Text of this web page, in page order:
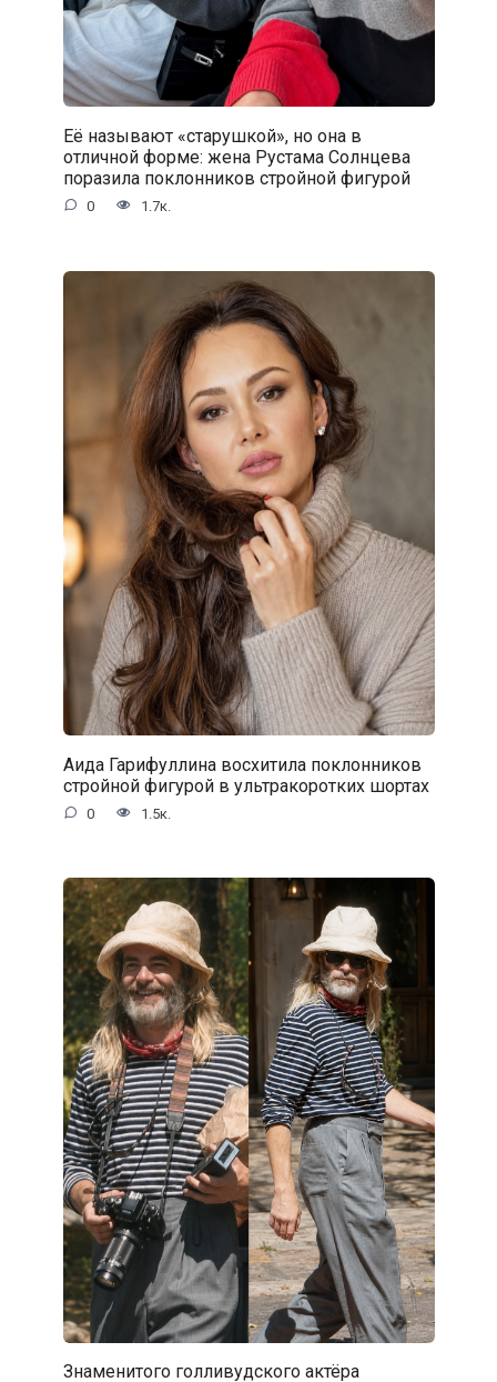
Её называют «старушкой», но она в
отличной форме: жена Рустама Солнцева
поразила поклонников стройной фигурой
0 1.7к.
Аида Гарифуллина восхитила поклонников
стройной фигурой в ультракоротких шортах
0 1.5к.
Знаменитого голливудского актёра